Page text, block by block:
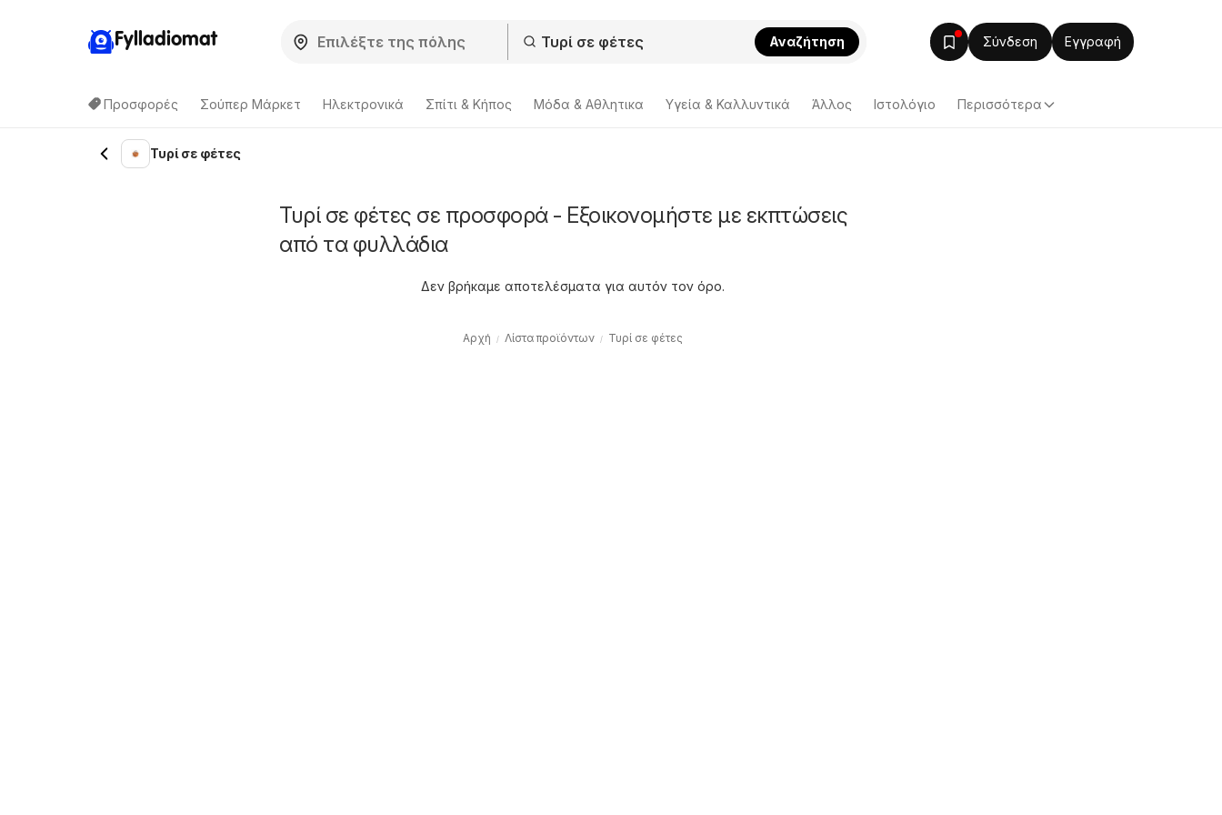
Fylladiomat Αναζήτηση Σύνδεση Εγγραφή
Προσφορές Σούπερ Μάρκετ Hλεκτρονικά Σπίτι & Κήπος Μόδα & Aθλητικα Υγεία & Καλλυντικά Άλλος Ιστολόγιο Περισσότερα
Τυρί σε φέτες
Τυρί σε φέτες σε προσφορά - Εξοικονομήστε με εκπτώσεις
από τα φυλλάδια
Δεν βρήκαμε αποτελέσματα για αυτόν τον όρο.
Αρχή Λίστα προϊόντων Τυρί σε φέτες